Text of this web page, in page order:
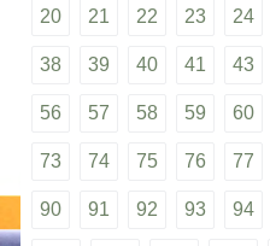
20 21 22 23 24
38 39 40 41 43
56 57 58 59 60
73 74 75 76 77
90 91 92 93 94